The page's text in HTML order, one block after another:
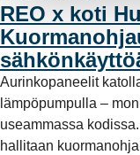
REO x koti
Aurinkopaneelit
lämpöpumpulla –
useammassa
hallitaan